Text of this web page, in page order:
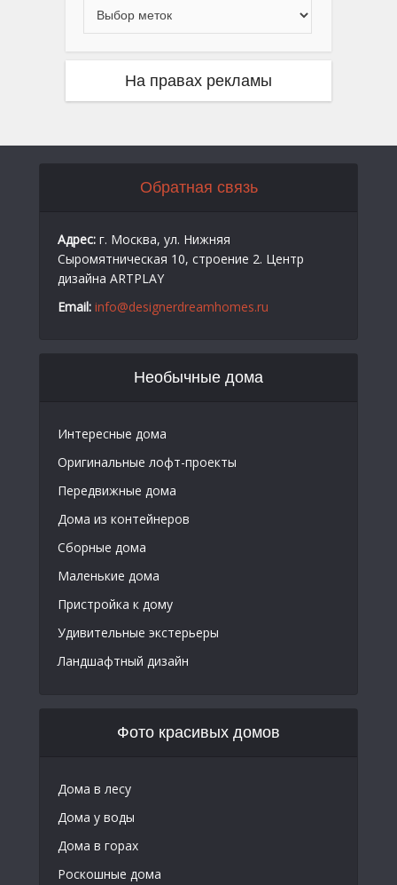
На правах рекламы
Обратная связь
Адрес: г. Москва, ул. Нижняя
Сыромятническая 10, строение 2. Центр
дизайна ARTPLAY
Email: info@designerdreamhomes.ru
Необычные дома
Интересные дома
Оригинальные лофт-проекты
Передвижные дома
Дома из контейнеров
Сборные дома
Маленькие дома
Пристройка к дому
Удивительные экстерьеры
Ландшафтный дизайн
Фото красивых домов
Дома в лесу
Дома у воды
Дома в горах
Роскошные дома